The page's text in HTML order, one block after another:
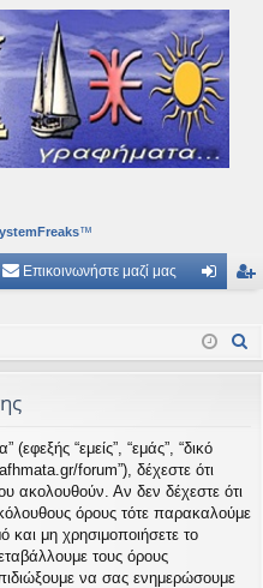
τα συναρπαστικά και όμορφα ταξίδια του
™
Επικοινωνήστε μαζί μας
δε ρα
“εμείς”, “εμάς”, “δικό
forum”), δέχεστε ότι
ακολουθούν. Αν δεν δέχεστε ότι
όρους τότε παρακαλούμε
και μη χρησιμοποιήσετε το
τους όρους
να σας ενημερώσουμε